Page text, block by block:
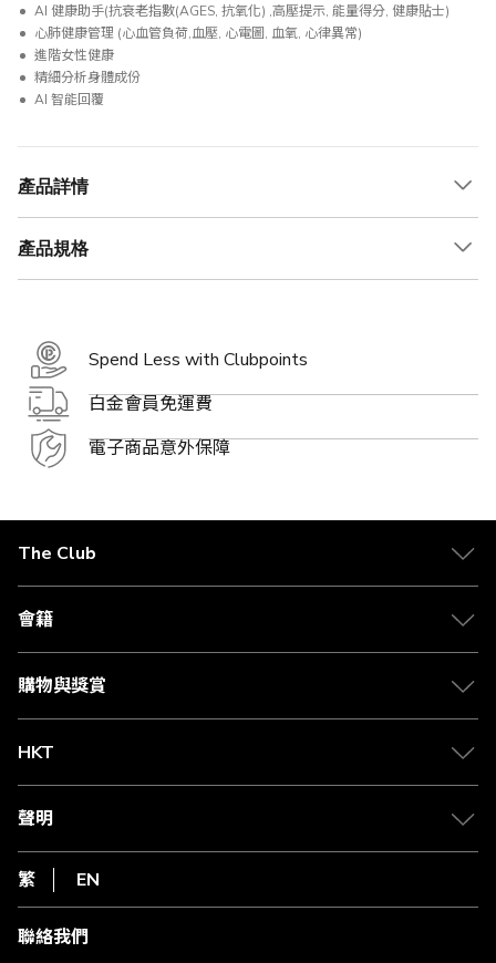
AI 健康助手(抗衰老指數(AGES, 抗氧化) ,高壓提示, 能量得分, 健康貼士)
心肺健康管理 (心血管負荷,血壓, 心電圖, 血氧, 心律異常)
進階女性健康
精細分析身體成份
AI 智能回覆
產品詳情
產品規格
Spend Less with Clubpoints
白金會員免運費
電子商品意外保障
The Club
關於 The Club
合作夥伴
媒體中心
會籍
會籍及專屬禮遇
賺取積分
購物與獎賞
物流與配送
Club Shopping 商品領取站
常見問題
HKT
csl.
1010
HKT
聲明
私隱聲明
使用條款
條款及細則
不歧視及不騷擾聲明
繁 EN
聯絡我們